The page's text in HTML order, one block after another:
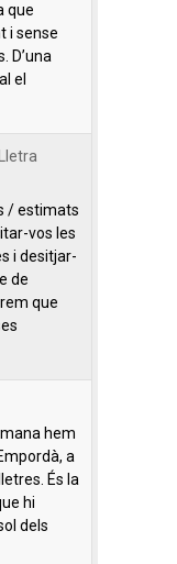
que
i sense
D’una
el
/ estimats
vos les
i desitjar-
de
que
hem
a
És la
hi
dels